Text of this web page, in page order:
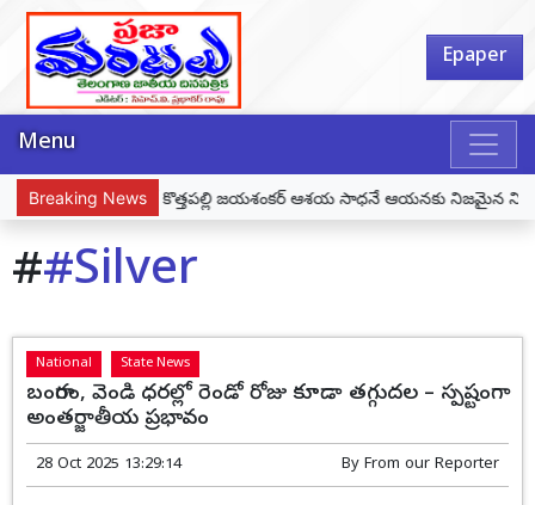
Epaper
Menu
Breaking News
ప్రొఫెసర్ కొత్తపల్లి జయశంకర్ ఆశయ సాధనే ఆయనకు నిజమైన నివాళి
##Silver
National State News
బంగారం, వెండి ధరల్లో రెండో రోజు కూడా తగ్గుదల – స్పష్టంగా
అంతర్జాతీయ ప్రభావం
28 Oct 2025 13:29:14 By From our Reporter